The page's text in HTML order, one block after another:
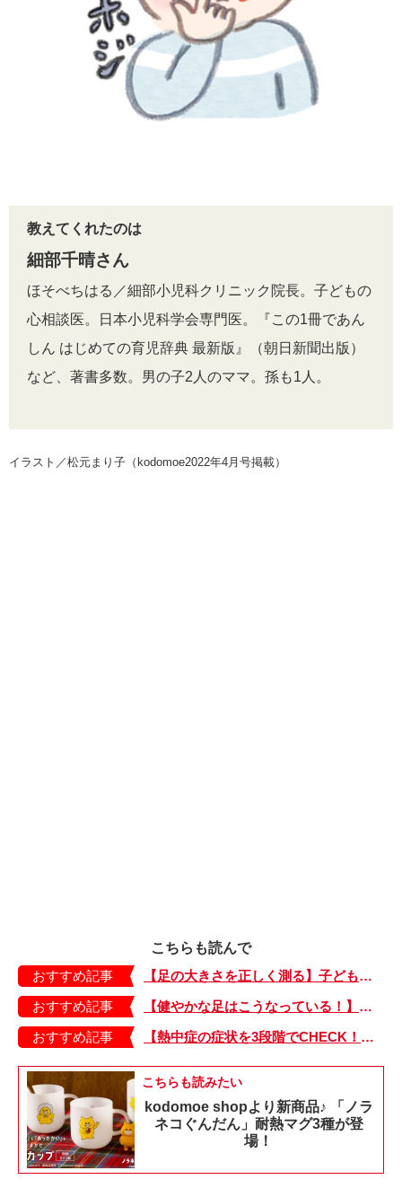
教えてくれたのは
細部千晴さん
ほそべちはる／細部小児科クリニック院長。子どもの
心相談医。日本小児科学会専門医。『この1冊であん
しん はじめての育児辞典 最新版』（朝日新聞出版）
など、著書多数。男の子2人のママ。孫も1人。
イラスト／松元まり子（kodomoe2022年4月号掲載）
こちらも読んで
おすすめ記事
【足の大きさを正しく測る】子どもの靴の最適サイズは？ 月に1回は測り直そう！
おすすめ記事
【健やかな足はこうなっている！】「疲れた！ 抱っこ！」は靴のせい？ 子どもの足を育てる「足育」を今日からさっそく始めましょう！
おすすめ記事
【熱中症の症状を3段階でCHECK！】症状が軽い順にⅠ～Ⅲ度に分類。この症状が出ていたら、医療機関に連絡を！
こちらも読みたい
kodomoe shopより新商品♪ 「ノラ
ネコぐんだん」耐熱マグ3種が登
場！